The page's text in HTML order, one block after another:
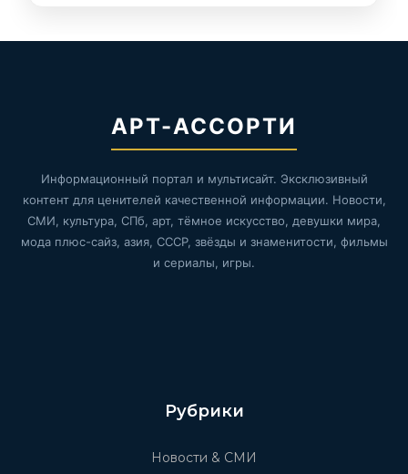
АРТ-АССОРТИ
Информационный портал и мультисайт. Эксклюзивный
контент для ценителей качественной информации. Новости,
СМИ, культура, СПб, арт, тёмное искусство, девушки мира,
мода плюс-сайз, азия, СССР, звёзды и знаменитости, фильмы
и сериалы, игры.
Рубрики
Новости & СМИ